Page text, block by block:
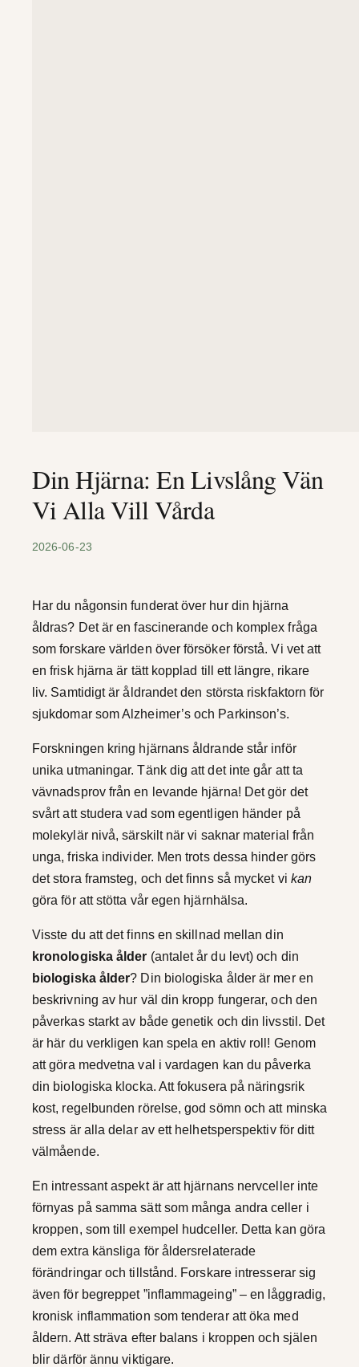
Din Hjärna: En Livslång Vän
Vi Alla Vill Vårda
2026-06-23
Har du någonsin funderat över hur din hjärna
åldras? Det är en fascinerande och komplex fråga
som forskare världen över försöker förstå. Vi vet att
en frisk hjärna är tätt kopplad till ett längre, rikare
liv. Samtidigt är åldrandet den största riskfaktorn för
sjukdomar som Alzheimer’s och Parkinson’s.
Forskningen kring hjärnans åldrande står inför
unika utmaningar. Tänk dig att det inte går att ta
vävnadsprov från en levande hjärna! Det gör det
svårt att studera vad som egentligen händer på
molekylär nivå, särskilt när vi saknar material från
unga, friska individer. Men trots dessa hinder görs
det stora framsteg, och det finns så mycket vi kan
göra för att stötta vår egen hjärnhälsa.
Visste du att det finns en skillnad mellan din
kronologiska ålder (antalet år du levt) och din
biologiska ålder? Din biologiska ålder är mer en
beskrivning av hur väl din kropp fungerar, och den
påverkas starkt av både genetik och din livsstil. Det
är här du verkligen kan spela en aktiv roll! Genom
att göra medvetna val i vardagen kan du påverka
din biologiska klocka. Att fokusera på näringsrik
kost, regelbunden rörelse, god sömn och att minska
stress är alla delar av ett helhetsperspektiv för ditt
välmående.
En intressant aspekt är att hjärnans nervceller inte
förnyas på samma sätt som många andra celler i
kroppen, som till exempel hudceller. Detta kan göra
dem extra känsliga för åldersrelaterade
förändringar och tillstånd. Forskare intresserar sig
även för begreppet ”inflammageing” – en låggradig,
kronisk inflammation som tenderar att öka med
åldern. Att sträva efter balans i kroppen och själen
blir därför ännu viktigare.